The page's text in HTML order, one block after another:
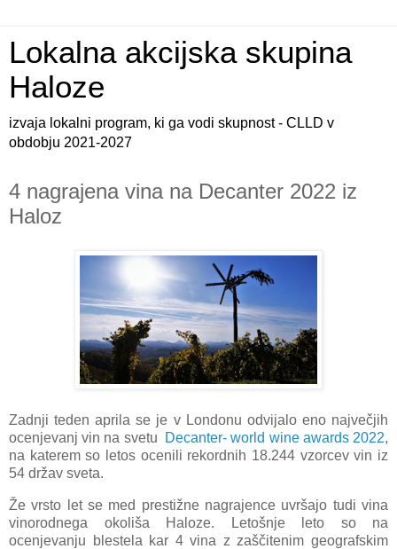
Lokalna akcijska skupina
Haloze
izvaja lokalni program, ki ga vodi skupnost - CLLD v
obdobju 2021-2027
4 nagrajena vina na Decanter 2022 iz
Haloz
Zadnji teden aprila se je v Londonu odvijalo eno največjih
ocenjevanj vin na svetu
Decanter- world wine awards 2022,
na katerem so letos ocenili rekordnih 18.244 vzorcev vin iz
54 držav sveta.
Že vrsto let se med prestižne nagrajence uvršajo tudi vina
vinorodnega okoliša Haloze. Letošnje leto so na
ocenjevanju blestela kar 4 vina z zaščitenim geografskim